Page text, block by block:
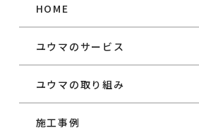
HOME
ユウマのサービス
ユウマの取り組み
施工事例